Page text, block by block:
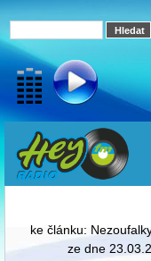
ke článku:
ze dne